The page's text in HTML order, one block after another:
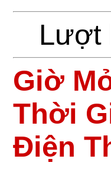
Lượt
Giờ
Thời
Điện